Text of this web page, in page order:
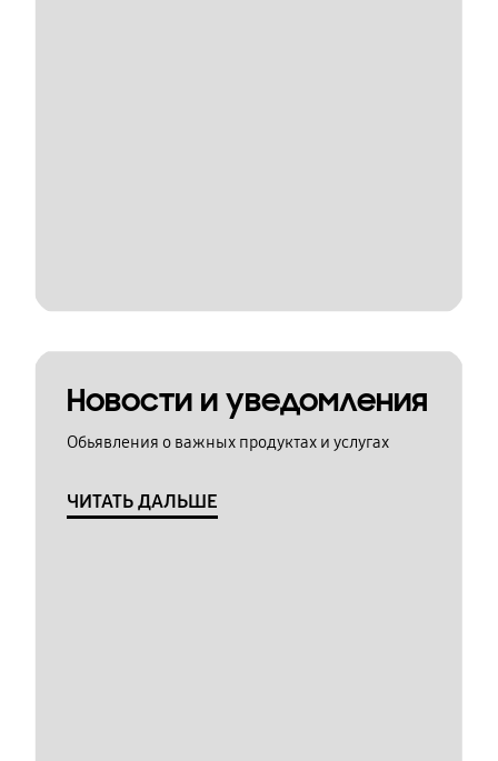
Новости и уведомления
Обьявления о важных продуктах и услугах
ЧИТАТЬ ДАЛЬШЕ